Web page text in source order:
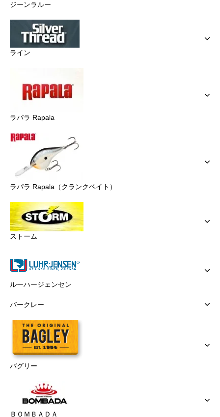
ジーンラルー
ライン
ラパラ Rapala
ラパラ Rapala（クランクベイト）
ストーム
ルーハージェンセン
バークレー
バグリー
ＢＯＭＢＡＤＡ